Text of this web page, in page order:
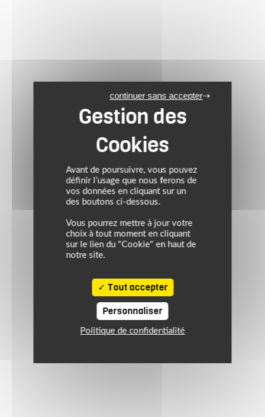
Avant de poursuivre, vous pouvez
définir l’usage que nous ferons de
vos données en cliquant sur un
des boutons ci-dessous.
Vous pourrez mettre à jour votre
choix à tout moment en cliquant
sur le lien du "Cookie" en haut de
notre site.
Tout accepter
continuer sans accepter
Personnaliser
Politique de confidentialité